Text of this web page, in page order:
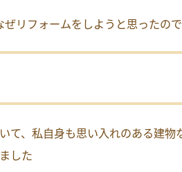
ぜリフォームをしようと思ったの
て、私自身も思い入れのある建物
した